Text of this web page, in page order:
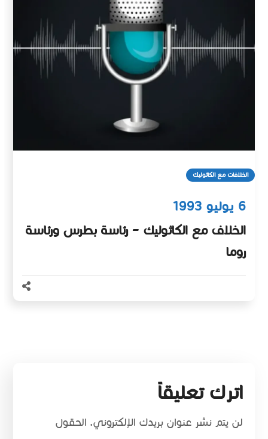
الخلافات مع الكاثوليك
6 يوليو 1993
الخلاف مع الكاثوليك – رئاسة بطرس ورئاسة
روما
اترك تعليقاً
لن يتم نشر عنوان بريدك الإلكتروني. الحقول